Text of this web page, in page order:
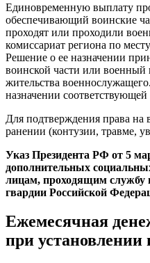
Единовременную выплату
обеспечивающий воинские
проходят или проходили
комиссариат региона по
Решение о ее назначении
воинской части или военный
жительства
назначении
Для подтверждения права на
ранении (контузии, травме,
Указ Президента РФ от 5
дополнительных
лицам, проходящим службу
гвардии Российской
Ежемесячная
при установлении